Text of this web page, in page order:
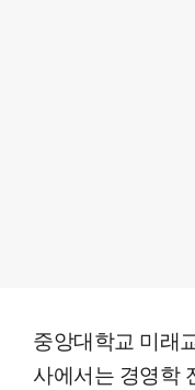
중앙대학교 미래
사에서는 경영학